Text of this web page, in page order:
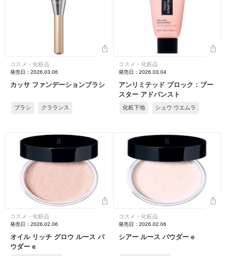
コスメ・化粧品
発売日：2026.03.06
カッサ ファンデーションブラシ
ブラシ クラランス
コスメ・化粧品
発売日：2026.03.04
アンリミテッド ブロック：ブー
スター アドバンスト
化粧下地 シュウ ウエムラ
コスメ・化粧品
発売日：2026.02.06
オイル リッチ グロウ ルース パ
ウダー e
コスメ・化粧品
発売日：2026.02.06
シアー ルース パウダー e